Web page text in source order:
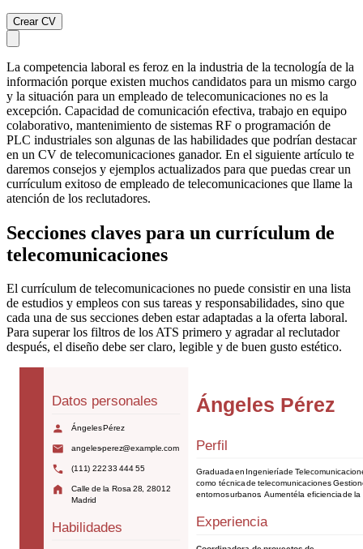
Crear CV
La competencia laboral es feroz en la industria de la tecnología de la
información porque existen muchos candidatos para un mismo cargo
y la situación para un empleado de telecomunicaciones no es la
excepción. Capacidad de comunicación efectiva, trabajo en equipo
colaborativo, mantenimiento de sistemas RF o programación de
PLC industriales son algunas de las habilidades que podrían destacar
en un CV de telecomunicaciones ganador. En el siguiente artículo te
daremos consejos y ejemplos actualizados para que puedas crear un
currículum exitoso de empleado de telecomunicaciones que llame la
atención de los reclutadores.
Secciones claves para un currículum de
telecomunicaciones
El currículum de telecomunicaciones no puede consistir en una lista
de estudios y empleos con sus tareas y responsabilidades, sino que
cada una de sus secciones deben estar adaptadas a la oferta laboral.
Para superar los filtros de los ATS primero y agradar al reclutador
después, el diseño debe ser claro, legible y de buen gusto estético.